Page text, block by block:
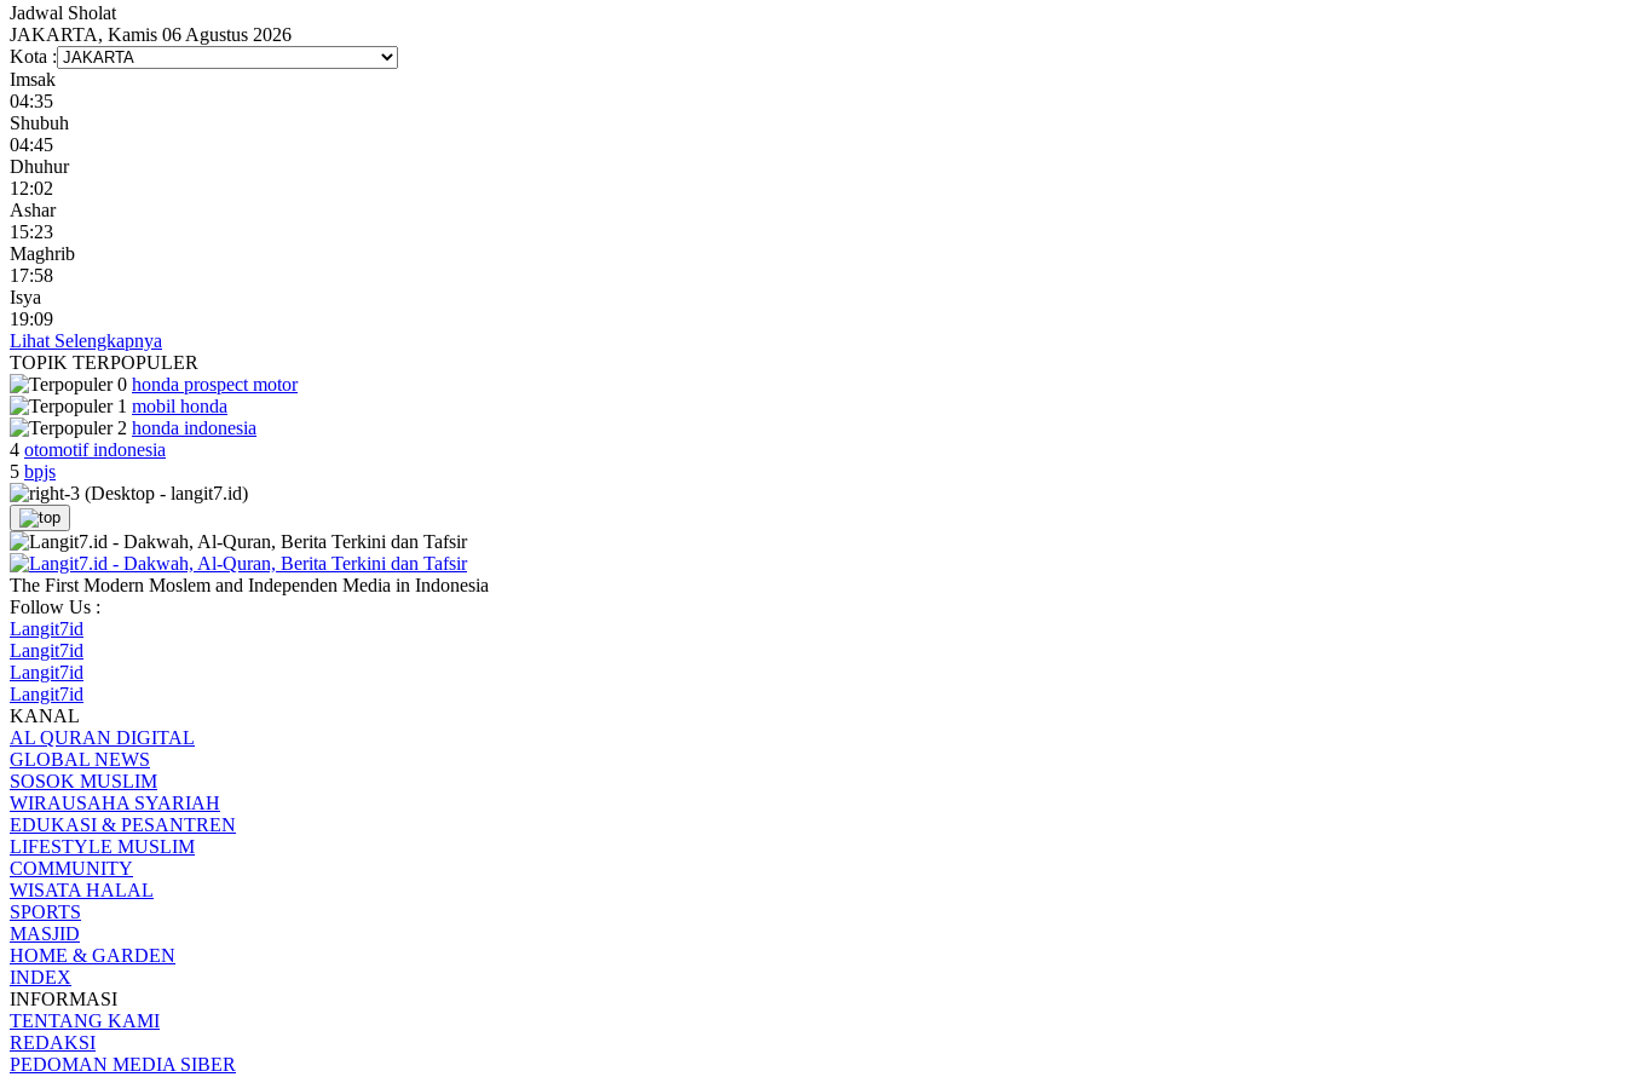
Jadwal Sholat
JAKARTA, Kamis 06 Agustus 2026
Kota :
Imsak
04:35
Shubuh
04:45
Dhuhur
12:02
Ashar
15:23
Maghrib
17:58
Isya
19:09
Lihat Selengkapnya
TOPIK TERPOPULER
honda prospect motor
mobil honda
honda indonesia
4 otomotif indonesia
5 bpjs
The First Modern Moslem and Independen Media in Indonesia
Follow Us :
Langit7id
Langit7id
Langit7id
Langit7id
KANAL
AL QURAN DIGITAL
GLOBAL NEWS
SOSOK MUSLIM
WIRAUSAHA SYARIAH
EDUKASI & PESANTREN
LIFESTYLE MUSLIM
COMMUNITY
WISATA HALAL
SPORTS
MASJID
HOME & GARDEN
INDEX
INFORMASI
TENTANG KAMI
REDAKSI
PEDOMAN MEDIA SIBER